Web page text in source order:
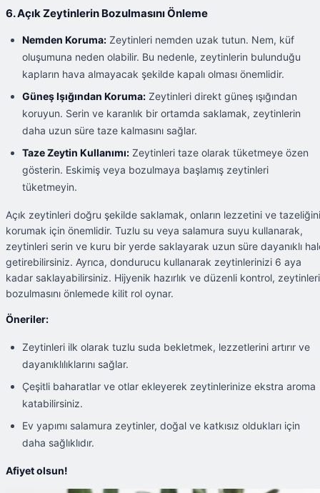
6. Açık Zeytinlerin Bozulmasını Önleme
Nemden Koruma:Zeytinleri nemden uzak tutun. Nem, küf
oluşumuna neden olabilir. Bu nedenle, zeytinlerin bulunduğu
kapların hava almayacak şekilde kapalı olması önemlidir.
Güneş Işığından Koruma:Zeytinleri direkt güneş ışığından
koruyun. Serin ve karanlık bir ortamda saklamak, zeytinlerin
daha uzun süre taze kalmasını sağlar.
Taze Zeytin Kullanımı:Zeytinleri taze olarak tüketmeye özen
gösterin. Eskimiş veya bozulmaya başlamış zeytinleri
tüketmeyin.
Açık zeytinleri doğru şekilde saklamak, onların lezzetini ve tazeliğini
korumak için önemlidir. Tuzlu su veya salamura suyu kullanarak,
zeytinleri serin ve kuru bir yerde saklayarak uzun süre dayanıklı
getirebilirsiniz. Ayrıca, dondurucu kullanarak zeytinlerinizi 6 aya
kadar saklayabilirsiniz. Hijyenik hazırlık ve düzenli kontrol,
bozulmasını önlemede kilit rol oynar.
Öneriler:
Zeytinleri ilk olarak tuzlu suda bekletmek, lezzetlerini artırır ve
dayanıklılıklarını sağlar.
Çeşitli baharatlar ve otlar ekleyerek zeytinlerinize ekstra aroma
katabilirsiniz.
Ev yapımı salamura zeytinler, doğal ve katkısız oldukları için
daha sağlıklıdır.
Afiyet olsun!